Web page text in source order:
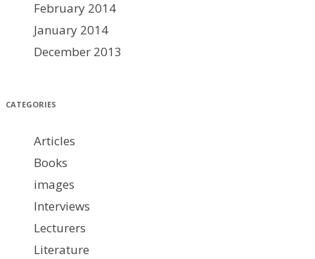
February 2014
January 2014
December 2013
CATEGORIES
Articles
Books
images
Interviews
Lecturers
Literature